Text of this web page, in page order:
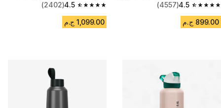
- أزرق
4.5
4.5 out of 5 stars from 4557 reviews
(4557)
899.00 ج.م
تدويره - أزرق
4.5
4.5 out of 5 stars from 2402 reviews
(2402)
1,099.00 ج.م